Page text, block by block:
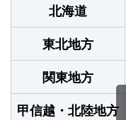
北海道
東北地方
関東地方
甲信越・北陸地方